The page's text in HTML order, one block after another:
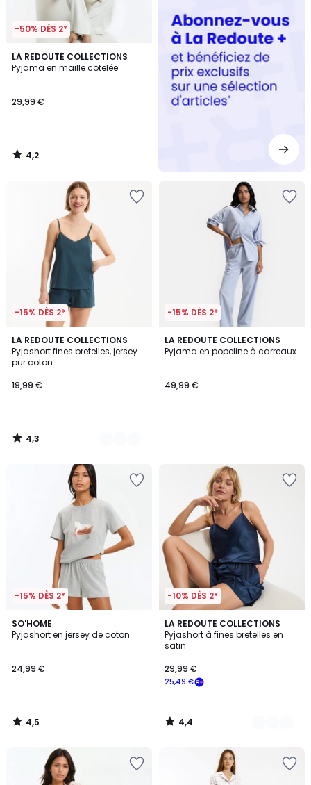
-50% DÈS 2*
LA REDOUTE COLLECTIONS
Pyjama en maille côtelée
29,99 €
4,2
/ 5
4,2
/
-15% DÈS 2*
LA REDOUTE COLLECTIONS
Pyjashort fines bretelles, jersey
pur coton
19,99 €
4,3
/ 5
2
Couleurs
4,3
/
-15% DÈS 2*
LA REDOUTE COLLECTIONS
Pyjama en popeline à carreaux
49,99 €
-15% DÈS 2*
SO'HOME
Pyjashort en jersey de coton
24,99 €
4,5
/ 5
4,5
/
-10% DÈS 2*
LA REDOUTE COLLECTIONS
Pyjashort à fines bretelles en
satin
25,49 €
29,99 €
4,4
/ 5
2
Couleurs
4,4
/